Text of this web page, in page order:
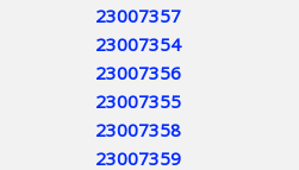
23007357
23007354
23007356
23007355
23007358
23007359